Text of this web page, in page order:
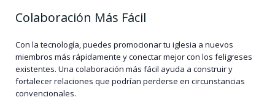
Colaboración Más Fácil
Con la tecnología, puedes promocionar tu iglesia a nuevos
miembros más rápidamente y conectar mejor con los feligreses
existentes. Una colaboración más fácil ayuda a construir y
fortalecer relaciones que podrían perderse en circunstancias
convencionales.